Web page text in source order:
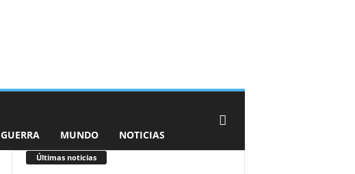
GUERRA MUNDO NOTICIAS
Últimas noticias